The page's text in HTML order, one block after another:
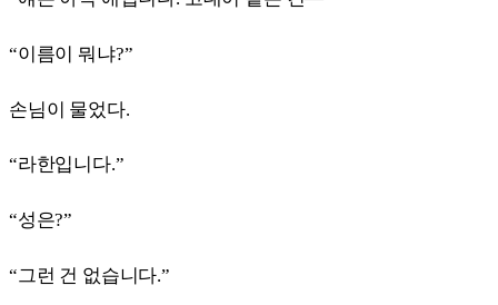
“이름이 뭐냐?”
손님이 물었다.
“라한입니다.”
“성은?”
“그런 건 없습니다.”